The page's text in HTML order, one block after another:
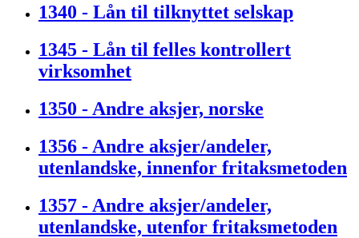
1340 - Lån til tilknyttet selskap
1345 - Lån til felles kontrollert
virksomhet
1350 - Andre aksjer, norske
1356 - Andre aksjer/andeler,
utenlandske, innenfor fritaksmetoden
1357 - Andre aksjer/andeler,
utenlandske, utenfor fritaksmetoden